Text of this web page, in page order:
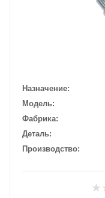
Назначение
Модель
Фабрика
Деталь
Производство